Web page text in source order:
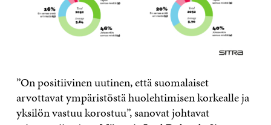
”On positiivinen uutinen, että suomalaiset
arvottavat ympäristöstä huolehtimisen korkealle ja
yksilön vastuu korostuu”, sanovat johtavat